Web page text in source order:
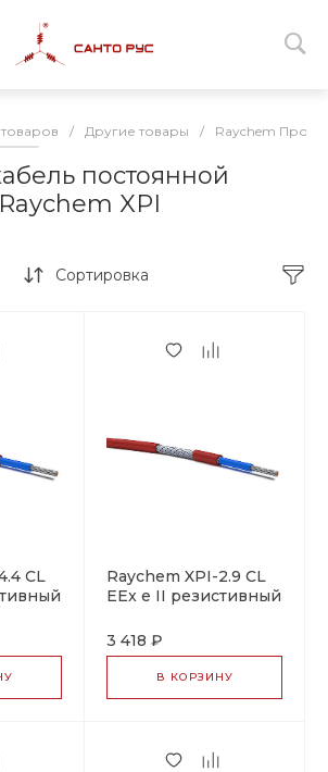
/ Другие товары / Raychem
постоянной
XPI
Сортировка
CL
Raychem XPI-2.9 CL
EEx e II резистивный
3 418 ₽
В КОРЗИНУ